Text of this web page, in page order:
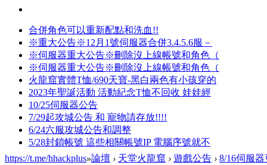
合併角色可以重新配點和洗血!!
※重大公告※12月1號伺服器合併3.4.5.6服－
※伺服器重大公告※刪除沒上線帳號和角色（
※伺服器重大公告※刪除沒上線帳號和角色（
火龍窟實體T恤/690天寶-黑白兩色有小孩穿的
2023年聖誕活動 活動紀念T恤不回收 娃娃經
10/25伺服器公告
7/29起攻城公告 和 寵物請存放!!!!
6/24六服攻城公告和調整
5/28封鎖帳號 這些相關帳號IP 電腦序號就不
https://t.me/hhackplus»論壇 › 天堂火龍窟 › 遊戲公告 › 8/16伺服